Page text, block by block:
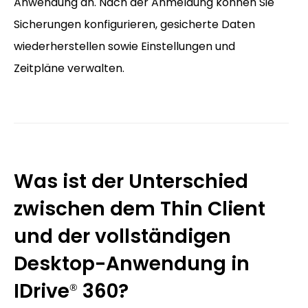
Sicherungen konfigurieren, gesicherte Daten
wiederherstellen sowie Einstellungen und
Zeitpläne verwalten.
Was ist der Unterschied
zwischen dem Thin Client
und der vollständigen
Desktop-Anwendung in
IDrive® 360?